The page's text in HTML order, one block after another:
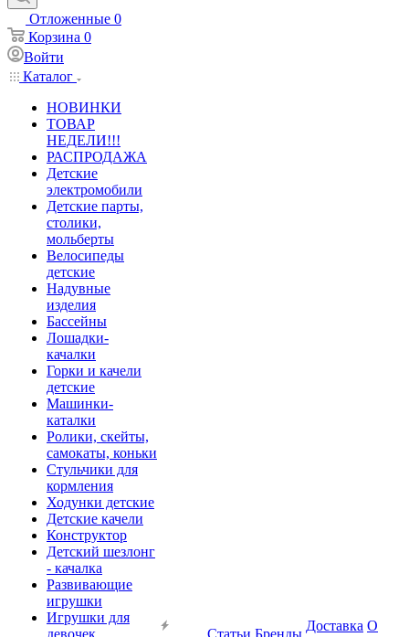
Отложенные 0
Корзина 0
Войти
Каталог
НОВИНКИ
ТОВАР
НЕДЕЛИ!!!
РАСПРОДАЖА
Детские
электромобили
Детские парты,
столики,
мольберты
Велосипеды
детские
Надувные
изделия
Бассейны
Лошадки-
качалки
Горки и качели
детские
Машинки-
каталки
Ролики, скейты,
самокаты, коньки
Стульчики для
кормления
Ходунки детские
Детские качели
Конструктор
Детский шезлонг
- качалка
Развивающие
игрушки
Игрушки для
девочек
Статьи Бренды
Доставка О